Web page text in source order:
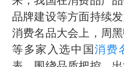
品牌建设等方面持续
消费名品大会上，周
等多家入选中国消费